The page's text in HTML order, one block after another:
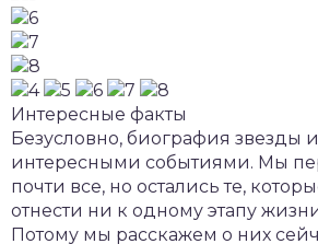
Интересные факты
Безусловно, биография звезды
интересными событиями. Мы
почти все, но остались те,
отнести ни к одному этапу
Потому мы расскажем о них